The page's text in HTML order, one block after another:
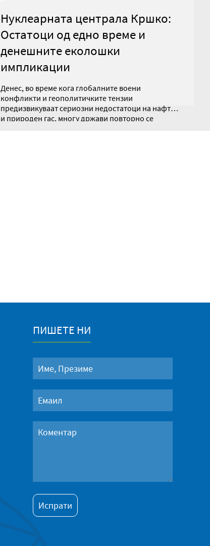
Нуклеарната централа Кршко:
Остатоци од едно време и
денешните еколошки
импликации
Денес, во време кога глобалните воени
конфликти и геополитичките тензии
предизвикуваат сериозни недостатоци на нафта
и природен гас, многу држави повторно се
ПИШЕТЕ НИ